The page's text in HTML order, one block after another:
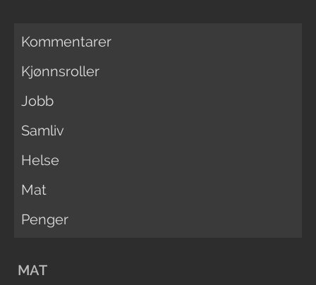
Kommentarer
Kjønnsroller
Jobb
Samliv
Helse
Mat
Penger
MAT